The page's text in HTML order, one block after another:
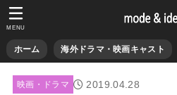
ホーム 海外ドラマ・映画キャスト
MENU
映画・ドラマ 2019.04.28